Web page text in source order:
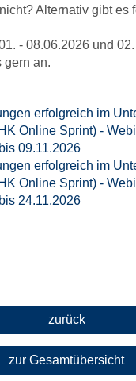
Alternativ gibt es
- 08.06.2026 und
gern an.
erfolgreich im
Online Sprint) -
09.11.2026
erfolgreich im
Online Sprint) -
24.11.2026
zurück
zur Gesamtübersicht